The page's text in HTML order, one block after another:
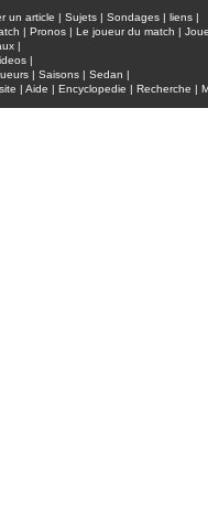
un article | Sujets | Sondages | liens |
| Pronos | Le joueur du match |
|
|
| Saisons | Sedan |
| Aide | Encyclopedie | Recherche |